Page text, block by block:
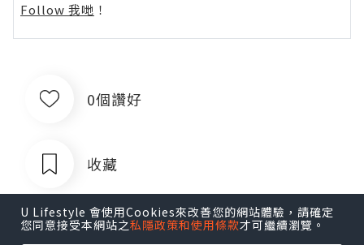
Follow 我哋 ！
0個讚好
收藏
U Lifestyle 會使用Cookies來改善您的網站體驗，請確定
您同意接受本網站之私隱政策和使用條款才可繼續瀏覽。